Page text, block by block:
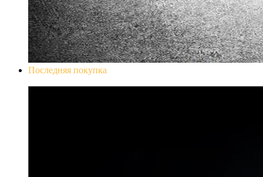
Последняя покупка